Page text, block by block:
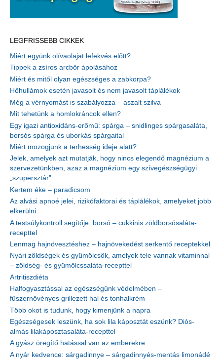
LEGFRISSEBB CIKKEK
Miért együnk olívaolajat lefekvés előtt?
Tippek a zsíros arcbőr ápolásához
Miért és mitől olyan egészséges a zabkorpa?
Hőhullámok esetén javasolt és nem javasolt táplálékok
Még a vérnyomást is szabályozza – aszalt szilva
Mit tehetünk a homlokráncok ellen?
Egy igazi antioxidáns-erőmű: spárga – snidlinges spárgasaláta,
borsós spárga és uborkás spárgaital
Miért mozogjunk a terhesség ideje alatt?
Jelek, amelyek azt mutatják, hogy nincs elegendő magnézium a
szervezetünkben, azaz a magnézium egy szívegészségügyi
„szupersztár”
Kertem éke – paradicsom
Az alvási apnoé jelei, rizikófaktorai és táplálékok, amelyeket jobb
elkerülni
A testsúlykontroll segítője: borsó – cukkinis zöldborsósaláta-
recepttel
Lenmag hajnövesztéshez – hajnövekedést serkentő receptekkel
Nyári zöldségek és gyümölcsök, amelyek tele vannak vitaminnal
– zöldség- és gyümölcssaláta-recepttel
Artritiszdiéta
Halfogyasztással az egészségünk védelmében –
fűszernövényes grillezett hal és tonhalkrém
Több okot is tudunk, hogy kimenjünk a napra
Egészségesek leszünk, ha sok lila káposztát eszünk? Diós-
almás lilakáposztasaláta-recepttel
A gyász öregítő hatással van az emberekre
A nyár kedvence: sárgadinnye – sárgadinnyés-mentás limonádé